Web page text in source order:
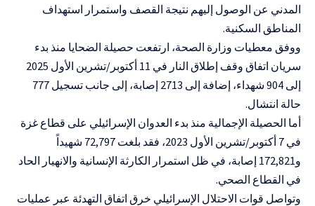
المدني عن الوصول إليهم نتيجة القصف واستمرار استهداف
المناطق السكنية.
ووفق معطيات وزارة الصحة، ارتفعت حصيلة الضحايا منذ بدء
سريان اتفاق وقف إطلاق النار في 11 أكتوبر/تشرين الأول 2025
إلى 904 شهداء، إضافة إلى 2713 إصابة، إلى جانب تسجيل 777
حالة انتشال.
أما الحصيلة الإجمالية منذ بدء العدوان الإسرائيلي على قطاع غزة
في 7 أكتوبر/تشرين الأول 2023، فقد بلغت 72,797 شهيداً
و172,821 إصابة، في ظل استمرار الكارثة الإنسانية والانهيار الحاد
في القطاع الصحي.
وتواصل قوات الاحتلال الإسرائيلي خرق اتفاق التهدئة عبر عمليات